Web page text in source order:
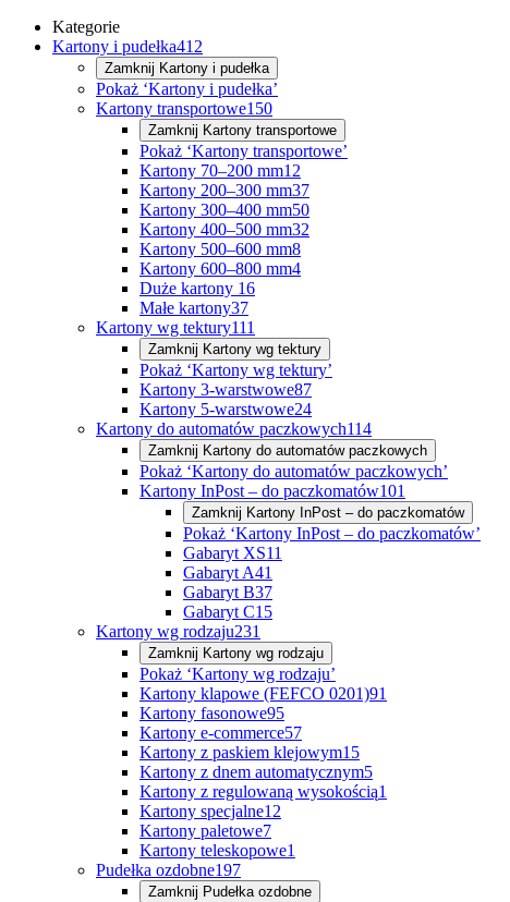
Kategorie
Kartony i pudełka412
Zamknij Kartony i pudełka
Pokaż ‘Kartony i pudełka’
Kartony transportowe150
Zamknij Kartony transportowe
Pokaż ‘Kartony transportowe’
Kartony 70–200 mm12
Kartony 200–300 mm37
Kartony 300–400 mm50
Kartony 400–500 mm32
Kartony 500–600 mm8
Kartony 600–800 mm4
Duże kartony 16
Małe kartony37
Kartony wg tektury111
Zamknij Kartony wg tektury
Pokaż ‘Kartony wg tektury’
Kartony 3-warstwowe87
Kartony 5-warstwowe24
Kartony do automatów paczkowych114
Zamknij Kartony do automatów paczkowych
Pokaż ‘Kartony do automatów paczkowych’
Kartony InPost – do paczkomatów101
Zamknij Kartony InPost – do paczkomatów
Pokaż ‘Kartony InPost – do paczkomatów’
Gabaryt XS11
Gabaryt A41
Gabaryt B37
Gabaryt C15
Kartony wg rodzaju231
Zamknij Kartony wg rodzaju
Pokaż ‘Kartony wg rodzaju’
Kartony klapowe (FEFCO 0201)91
Kartony fasonowe95
Kartony e-commerce57
Kartony z paskiem klejowym15
Kartony z dnem automatycznym5
Kartony z regulowaną wysokością1
Kartony specjalne12
Kartony paletowe7
Kartony teleskopowe1
Pudełka ozdobne197
Zamknij Pudełka ozdobne